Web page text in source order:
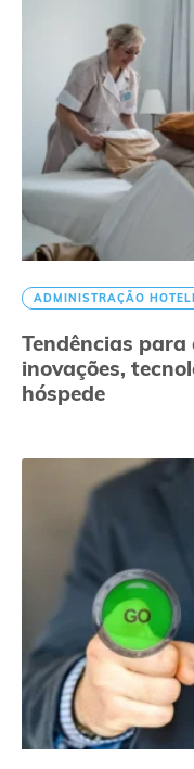
ADMINISTRAÇÃO
Tendências para
inovações,
hóspede